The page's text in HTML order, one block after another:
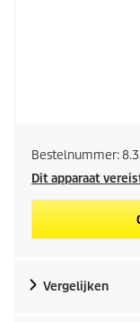
Bestelnummer:
Dit apparaat
Vergelijken